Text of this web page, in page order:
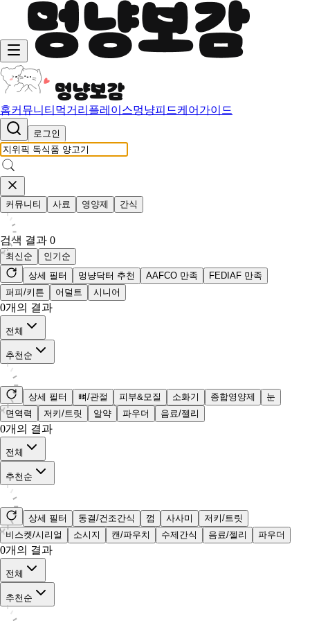
홈커뮤니티 먹거리 플레이스멍냥피드케어가이드
로그인
커뮤니티 사료 영양제 간식
검색 결과 0
최신순
인기순
상세 필터
멍냥닥터 추천 AAFCO 만족
FEDIAF 만족
퍼피/키튼
어덜트 시니어
0개의 결과
전체
추천순
상세 필터 뼈/관절 피부&모질 소화기 종합영양제
눈
면역력
저키/트릿 알약 파우더 음료/젤리
0개의 결과
전체
추천순
상세 필터 동결/건조간식 껌 사사미
저키/트릿
비스켓/시리얼
소시지 캔/파우치 수제간식 음료/젤리 파우더
0개의 결과
전체
추천순